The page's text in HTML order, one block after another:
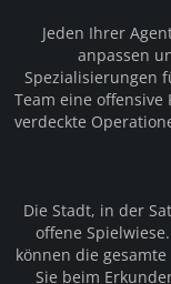
Jeden Ihrer
anpassen
Spezialisierungen
Team eine
verdeckte
Die Stadt, in der
offene
können die
Sie beim